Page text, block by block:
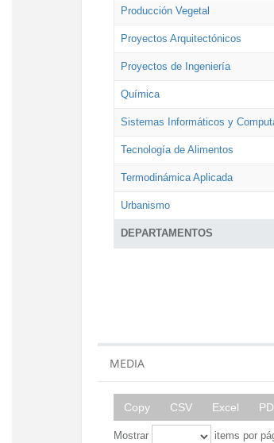
DEPARTAMENTOS
Producción Vegetal
Proyectos Arquitectónicos
Proyectos de Ingeniería
Química
Sistemas Informáticos y
Tecnología de Alimentos
Termodinámica Aplicada
Urbanismo
MEDIA
Copy CSV Excel
Mostrar items por